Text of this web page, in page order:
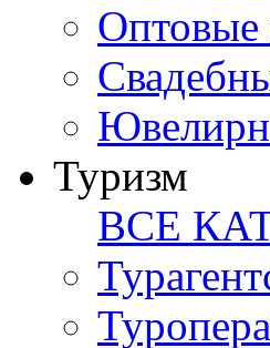
Оптовые
Туризм
ВСЕ